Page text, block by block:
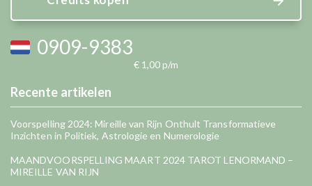
0909-9383
€ 1,00 p/m
Recente artikelen
Voorspelling 2024: Mireille van Rijn Onthult Transformatieve
Inzichten in Politiek, Astrologie en Numerologie
MAANDVOORSPELLING MAART 2024 TAROT LENORMAND –
MIREILLE VAN RIJN